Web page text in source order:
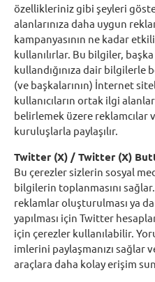
özellikleriniz gibi şeyleri
alanlarınıza daha uygun
kampanyasının ne kadar
kullanılırlar. Bu bilgiler,
kullandığınıza dair bilgilerle
(ve başkalarının) İnternet
kullanıcıların ortak ilgi
belirlemek üzere reklamcılar
kuruluşlarla paylaşılır.
Twitter (X) / Twitter (X)
Bu çerezler sizlerin sosyal
bilgilerin toplanmasını
reklamlar oluşturulması ya
yapılması için Twitter
için çerezler kullanılabilir.
imlerini paylaşmanızı sağlar
araçlara daha kolay erişim